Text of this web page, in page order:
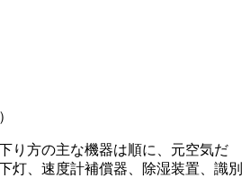
り方の主な機器は順に、元空気だ
灯、速度計補償器、除湿装置、識別